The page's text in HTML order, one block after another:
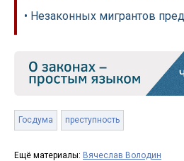
• Незаконных мигрантов
Госдума преступность
Ещё материалы: Вячеслав Володин